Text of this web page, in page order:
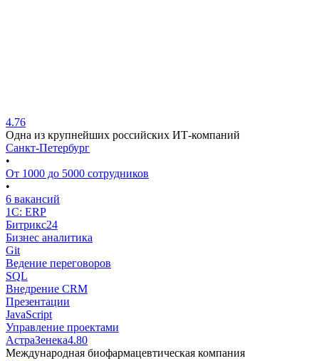
4.76
Одна из крупнейших российских ИТ-компаний
Санкт-Петербург
•
От 1000 до 5000 сотрудников
•
6 вакансий
1C: ERP
Битрикс24
Бизнес аналитика
Git
Ведение переговоров
SQL
Внедрение CRM
Презентации
JavaScript
Управление проектами
АстраЗенека4.80
Международная биофармацевтическая компания